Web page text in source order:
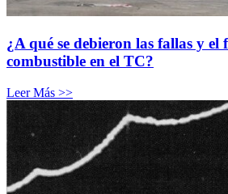
¿A qué se debieron las fallas y el
combustible en el TC?
Leer Más >>